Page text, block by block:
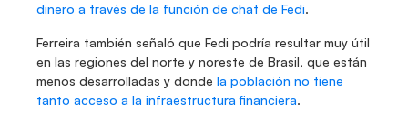
dinero a través de la función de chat de Fedi.
Ferreira también señaló que Fedi podría resultar muy útil
en las regiones del norte y noreste de Brasil, que están
menos desarrolladas y donde la población no tiene
tanto acceso a la infraestructura financiera.